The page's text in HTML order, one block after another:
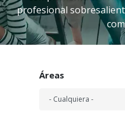
profesional
Áreas